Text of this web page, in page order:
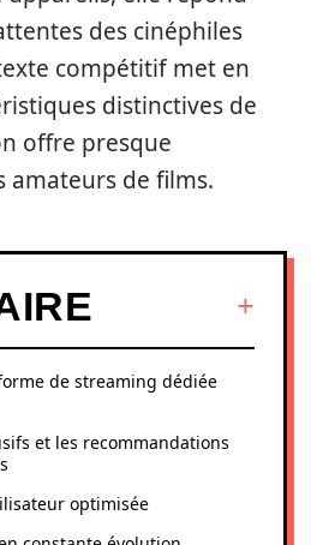
des cinéphiles
compétitif met en
distinctives de
offre presque
amateurs de films.
de streaming dédiée
et les recommandations
optimisée